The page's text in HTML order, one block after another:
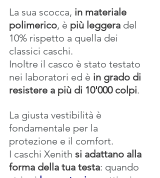
La sua scocca, in materiale
polimerico, è più leggera del
10% rispetto a quella dei
classici caschi.
Inoltre il casco è stato testato
nei laboratori ed è in grado di
resistere a più di 10'000 colpi.
La giusta vestibilità è
fondamentale per la
protezione e il comfort.
I caschi Xenith si adattano alla
forma della tua testa: quando